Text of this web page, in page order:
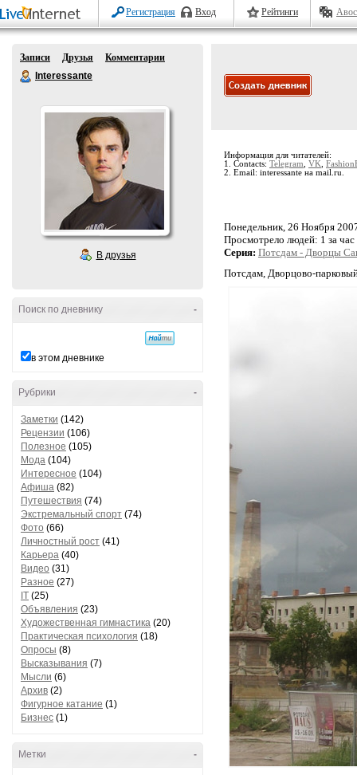
Регистрация Вход Рейтинги
Записи Друзья
Комментарии
Interessante
В друзья
-
Поиск по дневнику
в этом дневнике
-
Рубрики
Заметки (142)
Рецензии (106)
Полезное (105)
Мода (104)
Интересное (104)
Афиша (82)
Путешествия (74)
Экстремальный спорт (74)
Фото (66)
Личностный рост (41)
Карьера (40)
Видео (31)
Разное (27)
IT (25)
Объявления (23)
Художественная гимнастика (20)
Практическая психология (18)
Опросы (8)
Высказывания (7)
Мысли (6)
Архив (2)
Фигурное катание (1)
Бизнес (1)
-
Метки
Информация для читателей:
1. Contacts: Telegram VK
2. Email: interessante на mail.ru.
Понедельник, 26 Ноября
Просмотрело людей: 1 за
Серия: Потсдам - Дворцы
Потсдам, Дворцово-